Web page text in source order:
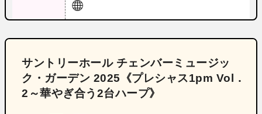
サントリーホール チェンバーミュージッ
ク・ガーデン 2025《プレシャス1pm Vol．
2～華やぎ合う2台ハープ》